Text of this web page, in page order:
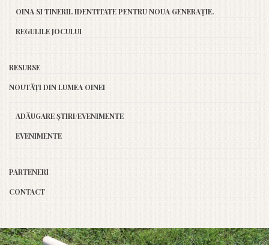
OINA SI TINERII. IDENTITATE PENTRU NOUA GENERAȚIE.
REGULILE JOCULUI
RESURSE
NOUTĂȚI DIN LUMEA OINEI
ADĂUGARE ȘTIRI/EVENIMENTE
EVENIMENTE
PARTENERI
CONTACT